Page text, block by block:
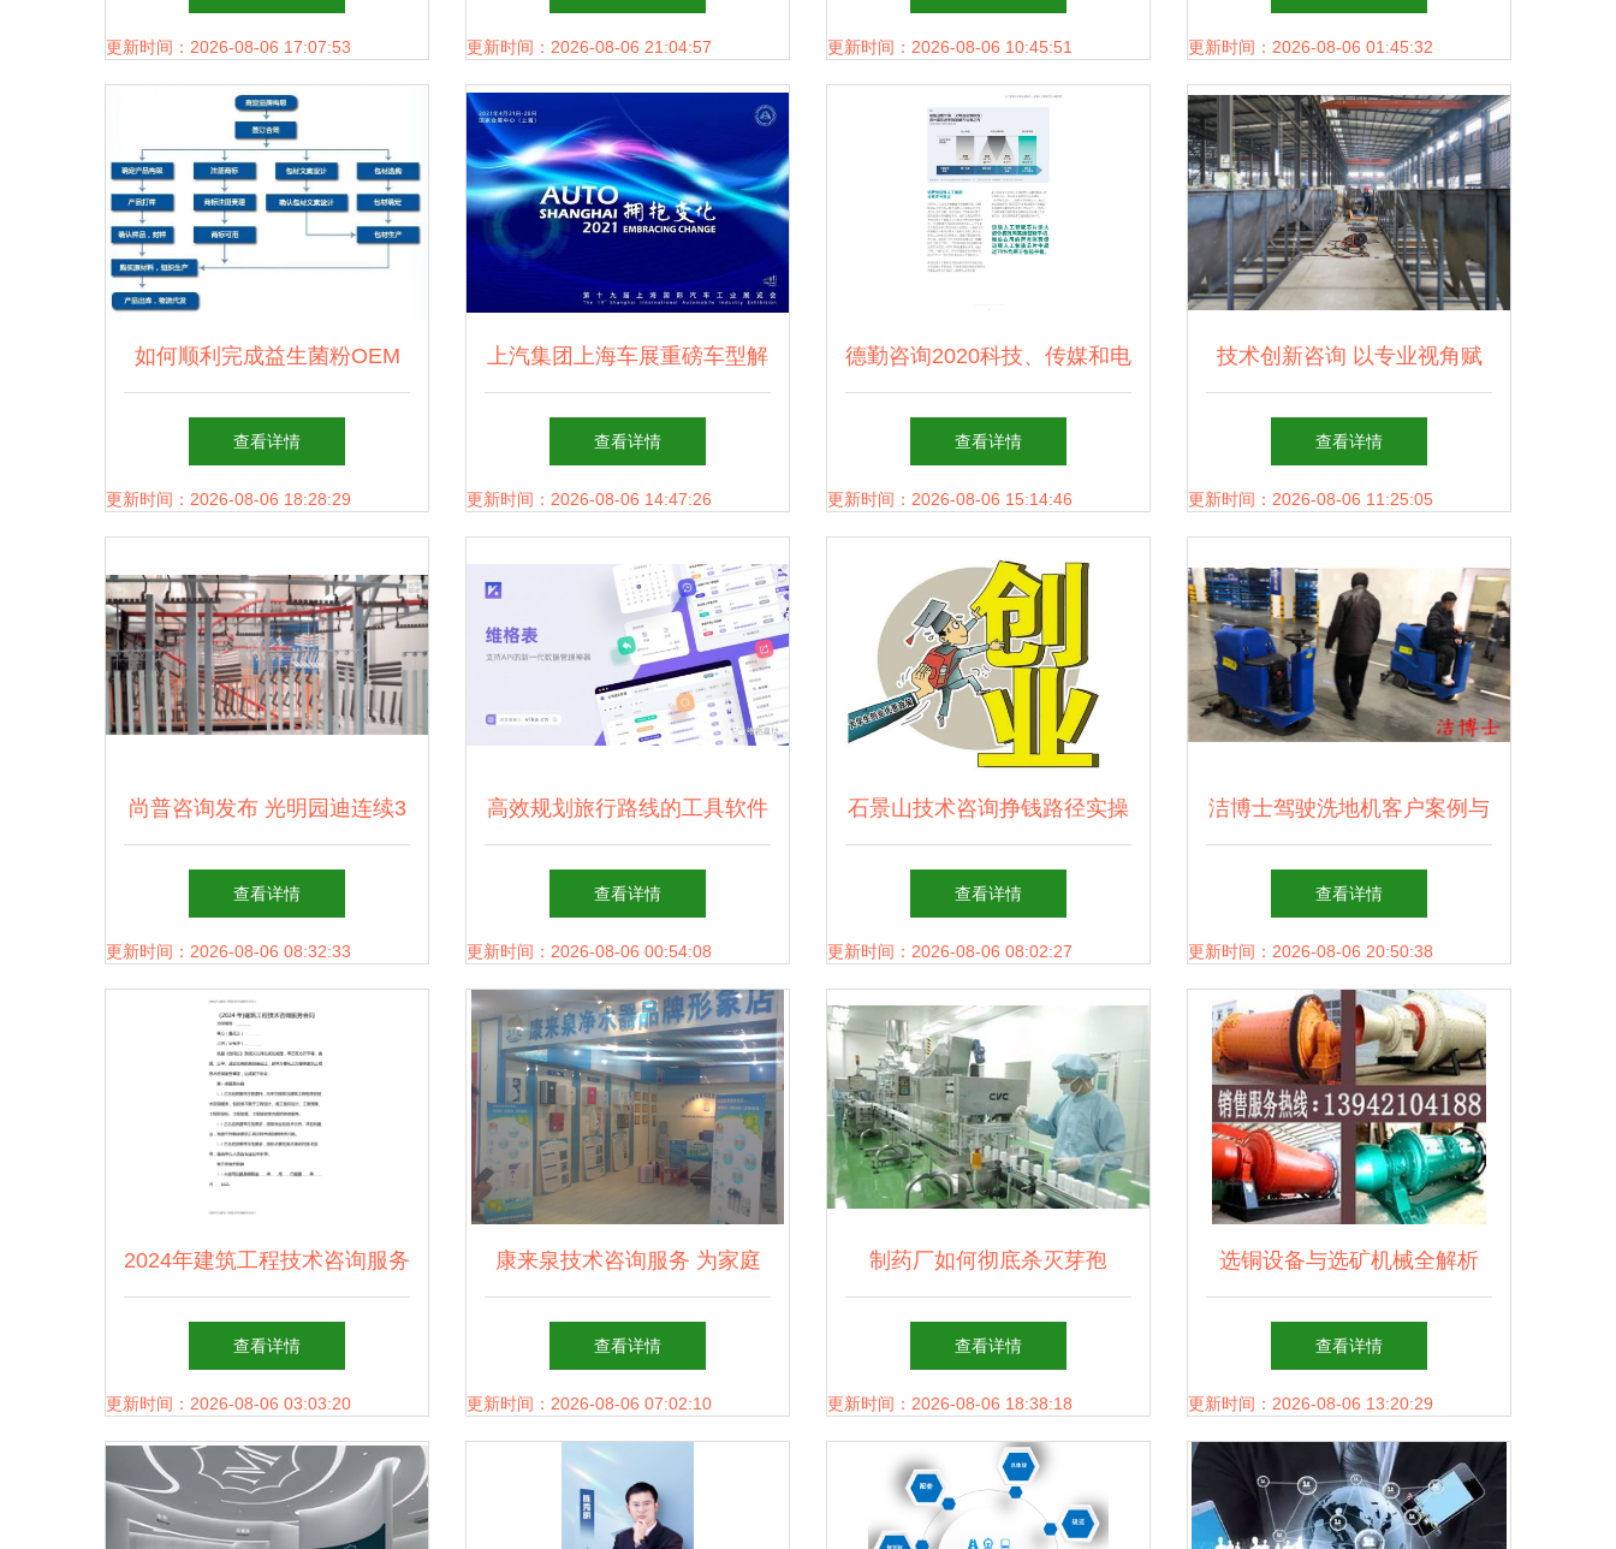
更新时间：2026-08-06 17:07:53 粉”？
更新时间：2026-08-06 21:04:57 更新时间：2026-08-06 10:45:51 用手册 +。精确《绝地求生
+定向突破手册精要》
更新时间：2026-08-06 01:45:32
如何顺利完成益生菌粉OEM
代加工？从质检到交货全程答
疑式工具包\n──一份适用于1-
10g袋装固体饮料的小白指南
──
查看详情
更新时间：2026-08-06 18:28:29
上汽集团上海车展重磅车型解
析与技术趋势洞察
查看详情
更新时间：2026-08-06 14:47:26
德勤咨询2020科技、传媒和电
信行业预测报告 技术咨询的
核心洞察与未来趋势
查看详情
更新时间：2026-08-06 15:14:46
技术创新咨询 以专业视角赋
能行业发展
查看详情
更新时间：2026-08-06 11:25:05
尚普咨询发布 光明园迪连续3
年领跑儿童桌椅中高端市场，
技术咨询驱动品质突围
查看详情
更新时间：2026-08-06 08:32:33
高效规划旅行路线的工具软件
推荐 vika维格表助你轻松搞定
旅游攻略与技术咨询
查看详情
更新时间：2026-08-06 00:54:08
石景山技术咨询挣钱路径实操
指南
查看详情
更新时间：2026-08-06 08:02:27
洁博士驾驶洗地机客户案例与
技术咨询解析
查看详情
更新时间：2026-08-06 20:50:38
2024年建筑工程技术咨询服务
合同 要点解析与签订指南
查看详情
更新时间：2026-08-06 03:03:20
康来泉技术咨询服务 为家庭
用水安全护航
查看详情
更新时间：2026-08-06 07:02:10
制药厂如何彻底杀灭芽孢
查看详情
更新时间：2026-08-06 18:38:18
选铜设备与选矿机械全解析
权威铜矿选厂技术咨询指南
查看详情
更新时间：2026-08-06 13:20:29